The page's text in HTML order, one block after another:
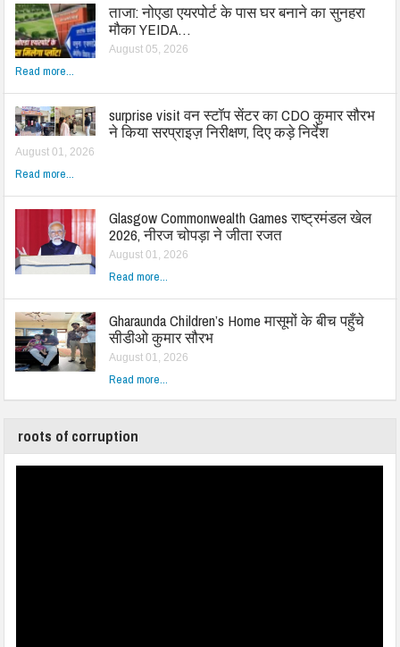
ताजा: नोएडा एयरपोर्ट के पास घर बनाने का सुनहरा
मौका YEIDA…
August 05, 2026
Read more...
surprise visit वन स्टॉप सेंटर का CDO कुमार सौरभ
ने किया सरप्राइज़ निरीक्षण, दिए कड़े निर्देश
August 01, 2026
Read more...
Glasgow Commonwealth Games राष्ट्रमंडल खेल
2026, नीरज चोपड़ा ने जीता रजत
August 01, 2026
Read more...
Gharaunda Children’s Home मासूमों के बीच पहुँचे
सीडीओ कुमार सौरभ
August 01, 2026
Read more...
roots of corruption